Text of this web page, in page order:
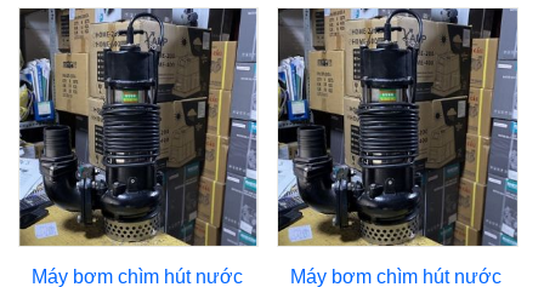
Máy bơm chìm hút nước
Máy bơm chìm hút nước